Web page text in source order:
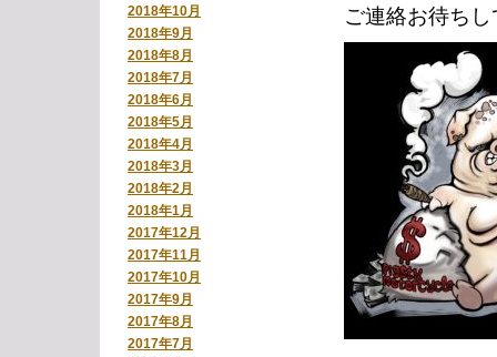
2018年10月
2018年9月
2018年8月
2018年7月
2018年6月
2018年5月
2018年4月
2018年3月
2018年2月
2018年1月
2017年12月
2017年11月
2017年10月
2017年9月
2017年8月
2017年7月
ご連絡お待ち